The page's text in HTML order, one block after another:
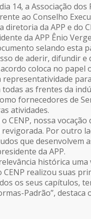
14, a Associação
ao Conselho
diretoria da APP e do
da APP Ênio
selando esta
de aderir, difundir e
coloca no papel
representatividade
as frentes da
fornecedores de
atividades.
CENP, nossa
Por outro
que desenvolvem
da APP.
histórica
CENP realizou suas
os seus capítulos,
Padrão”, destaca